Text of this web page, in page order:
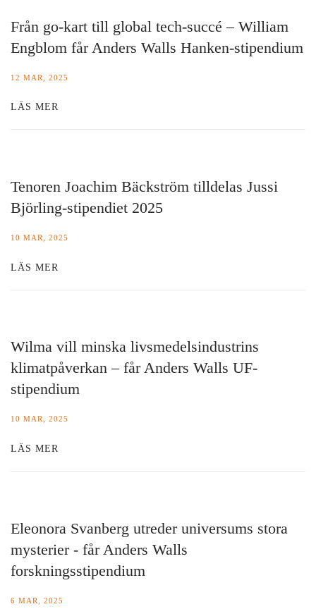
Från go-kart till global tech-succé – William
Engblom får Anders Walls Hanken-stipendium
12 MAR, 2025
LÄS MER
Tenoren Joachim Bäckström tilldelas Jussi
Björling-stipendiet 2025
10 MAR, 2025
LÄS MER
Wilma vill minska livsmedelsindustrins
klimatpåverkan – får Anders Walls UF-
stipendium
10 MAR, 2025
LÄS MER
Eleonora Svanberg utreder universums stora
mysterier - får Anders Walls
forskningsstipendium
6 MAR, 2025